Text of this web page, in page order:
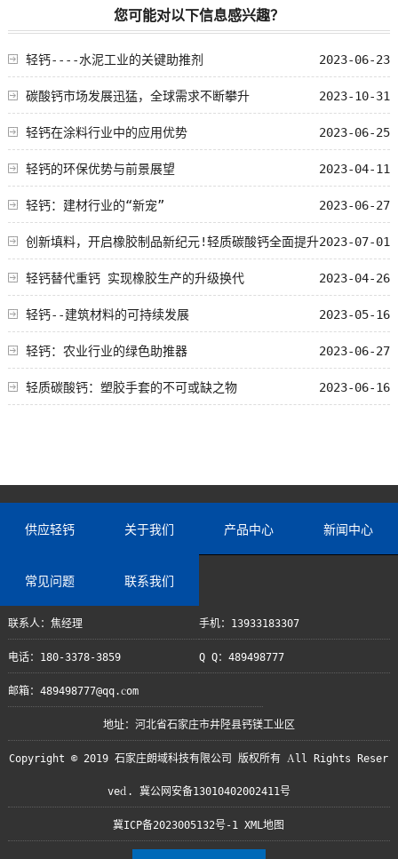
您可能对以下信息感兴趣？
2023-06-23
轻钙----水泥工业的关键助推剂
2023-10-31
碳酸钙市场发展迅猛，全球需求不断攀升
2023-06-25
轻钙在涂料行业中的应用优势
2023-04-11
轻钙的环保优势与前景展望
2023-06-27
轻钙：建材行业的“新宠”
2023-07-01
创新填料，开启橡胶制品新纪元!轻质碳酸钙全面提升
性能!
2023-04-26
轻钙替代重钙 实现橡胶生产的升级换代
2023-05-16
轻钙--建筑材料的可持续发展
2023-06-27
轻钙：农业行业的绿色助推器
2023-06-16
轻质碳酸钙：塑胶手套的不可或缺之物
供应轻钙 关于我们 产品中心 新闻中心
常见问题 联系我们
联系人：焦经理 手机：13933183307
电话：180-3378-3859 Q Q：489498777
邮箱：489498777@qq.com
地址：河北省石家庄市井陉县钙镁工业区
Copyright © 2019 石家庄朗域科技有限公司 版权所有 All Rights Reser
ved. 冀公网安备13010402002411号
冀ICP备2023005132号-1 XML地图